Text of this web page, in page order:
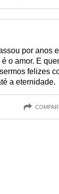
por anos
o amor. E
felizes
a eternidade.